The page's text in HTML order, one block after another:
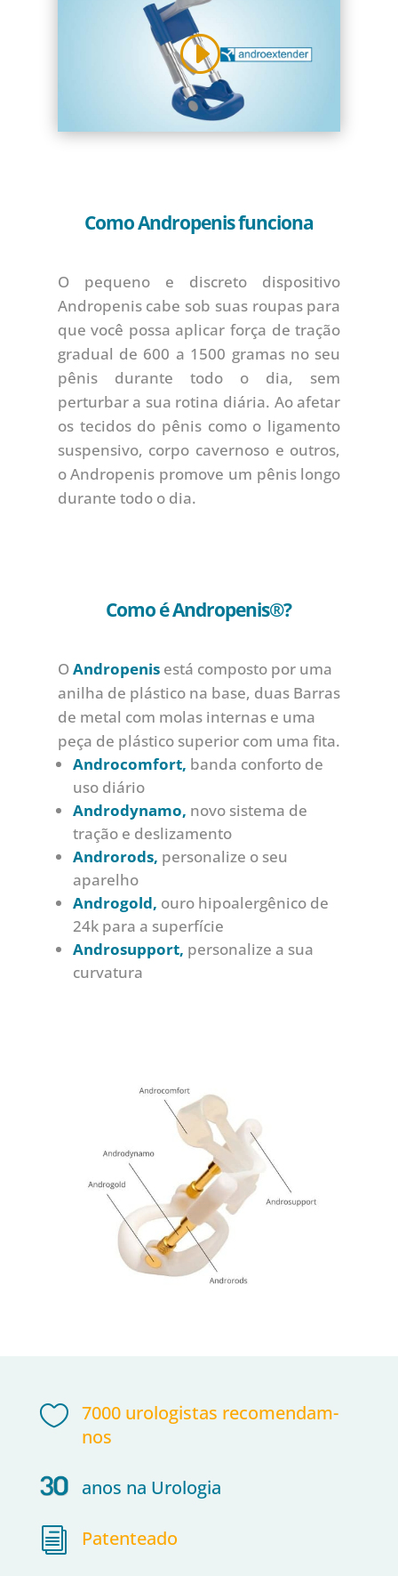
Como Andropenis funciona
O pequeno e discreto dispositivo
Andropenis cabe sob suas roupas para
que você possa aplicar força de tração
gradual de 600 a 1500 gramas no seu
pênis durante todo o dia, sem
perturbar a sua rotina diária. Ao afetar
os tecidos do pênis como o ligamento
suspensivo, corpo cavernoso e outros,
o Andropenis promove um pênis longo
durante todo o dia.
Como é Andropenis®?
OAndropenisestá composto por uma
anilha de plástico na base, duas Barras
de metal com molas internas e uma
peça de plástico superior com uma fita.
Androcomfort, banda conforto de
uso diário
Androdynamo, novo sistema de
tração e deslizamento
Androrods, personalize o seu
aparelho
Androgold, ouro hipoalergênico de
24k para a superfície
Androsupport, personalize a sua
curvatura
 7000 urologistas recomendam-
nos
anos na Urologia
i Patenteado